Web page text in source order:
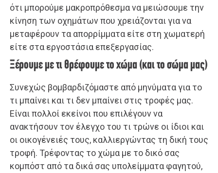
ότι μπορούμε μακροπρόθεσμα να μειώσουμε την
κίνηση των οχημάτων που χρειάζονται για να
μεταφέρουν τα απορρίμματα είτε στη χωματερή
είτε στα εργοστάσια επεξεργασίας.
Ξέρουμε με τι θρέφουμε το χώμα (και το σώμα μας)
Συνεχώς βομβαρδιζόμαστε από μηνύματα για το
τι μπαίνει και τι δεν μπαίνει στις τροφές μας.
Είναι πολλοί εκείνοι που επιλέγουν να
ανακτήσουν τον έλεγχο του τι τρώνε οι ίδιοι και
οι οικογένειές τους, καλλιεργώντας τη δική τους
τροφή. Τρέφοντας το χώμα με το δικό σας
κομπόστ από τα δικά σας υπολείμματα φαγητού,